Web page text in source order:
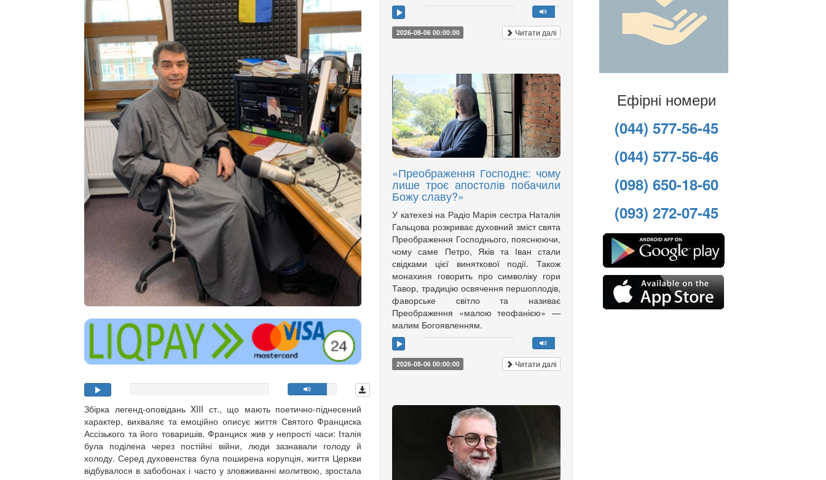
Збірка легенд-оповідань XIII ст., що мають поетично-піднесений
характер, вихваляє та емоційно описує життя Святого Франциска
Ассізького та його товаришів. Франциск жив у непрості часи: Італія
була поділена через постійні війни, люди зазнавали голоду й
холоду. Серед духовенства була поширена корупція, життя Церкви
відбувалося в забобонах і часто у зловживанні молитвою, зростала
2026-08-06 00:00:00 Читати далі
«Преображення Господнє: чому
лише троє апостолів побачили
Божу славу?»
У катехезі на Радіо Марія сестра Наталія
Гальцова розкриває духовний зміст свята
Преображення Господнього, пояснюючи,
чому саме Петро, Яків та Іван стали
свідками цієї виняткової події. Також
монахиня говорить про символіку гори
Тавор, традицію освячення першоплодів,
фаворське світло та називає
Преображення «малою теофанією» —
малим Богоявленням.
2026-08-06 00:00:00 Читати далі
Ефірні номери
(044) 577-56-45
(044) 577-56-46
(098) 650-18-60
(093) 272-07-45